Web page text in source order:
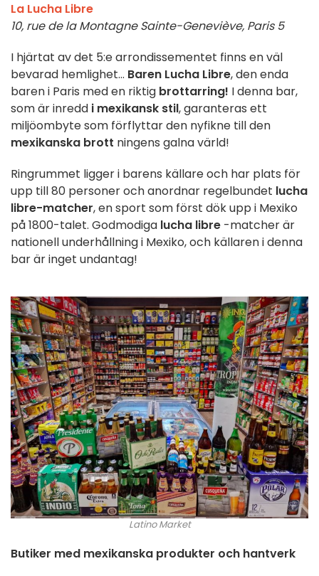
La Lucha Libre
10, rue de la Montagne Sainte-Geneviève, Paris 5
I hjärtat av det 5:e arrondissementet finns en väl
bevarad hemlighet... Baren Lucha Libre, den enda
baren i Paris med en riktig brottarring! I denna bar,
som är inredd i mexikansk stil, garanteras ett
miljöombyte som förflyttar den nyfikne till den
mexikanska brott ningens galna värld!
Ringrummet ligger i barens källare och har plats för
upp till 80 personer och anordnar regelbundet lucha
libre-matcher, en sport som först dök upp i Mexiko
på 1800-talet. Godmodiga lucha libre -matcher är
nationell underhållning i Mexiko, och källaren i denna
bar är inget undantag!
Latino Market
Butiker med mexikanska produkter och hantverk